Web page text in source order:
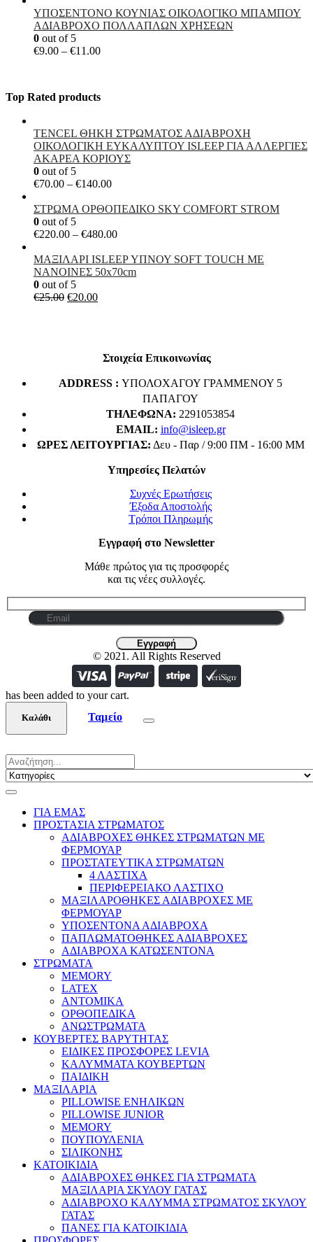
€18.00
through
ΥΠΟΣΕΝΤΟΝΟ ΚΟΥΝΙΑΣ ΟΙΚΟΛΟΓΙΚΟ ΜΠΑΜΠΟΥ
ΑΔΙΑΒΡΟΧΟ ΠΟΛΛΑΠΛΩΝ ΧΡΗΣΕΩΝ
0 out of 5
€9.00 – €11.00Price
€11.00
Top Rated products
TENCEL ΘΗΚΗ ΣΤΡΩΜΑΤΟΣ ΑΔΙΑΒΡΟΧΗ
ΟΙΚΟΛΟΓΙΚΗ ΕΥΚΑΛΥΠΤΟΥ ISLEEP ΓΙΑ ΑΛΛΕΡΓΙΕΣ
ΑΚΑΡΕΑ ΚΟΡΙΟΥΣ
0 out of 5
€70.00 – €140.00Price
€70.00
€140.00
ΣΤΡΩΜΑ ΟΡΘΟΠΕΔΙΚΟ SKY COMFORT STROM
0 out of 5
€220.00 – €480.00Price
€220.00
through
ΜΑΞΙΛΑΡΙ ΙSLEEP ΥΠΝΟΥ SOFT TOUCH ΜΕ
NANΟΙΝΕΣ 50x70cm
0 out of 5
€25.00 Original
€20.00Η
Στοιχεία Επικοινωνίας
ADDRESS : ΥΠΟΛΟΧΑΓΟΥ ΓΡΑΜΜΕΝΟΥ 5
ΠΑΠΑΓΟΥ
ΤΗΛΈΦΩΝΑ: 2291053854
EMAIL: info@isleep.gr
ΏΡΕΣ ΛΕΙΤΟΥΡΓΊΑΣ: Δευ - Παρ / 9:00 ΠΜ - 16:00 ΜΜ
Υπηρεσίες Πελατών
Συχνές Ερωτήσεις
Έξοδα Αποστολής
Τρόποι Πληρωμής
Εγγραφή στο Newsletter
Μάθε πρώτος για τις προσφορές
και τις νέες συλλογές.
© 2021. All Rights Reserved
has been added to your cart.
Καλάθι Ταμείο
ΓΙΑ ΕΜΑΣ
ΠΡΟΣΤΑΣΙΑ ΣΤΡΩΜΑΤΟΣ
ΑΔΙΑΒΡΟΧΕΣ ΘΗΚΕΣ ΣΤΡΩΜΑΤΩΝ ΜΕ
ΦΕΡΜΟΥΑΡ
ΠΡΟΣΤΑΤΕΥΤΙΚΑ ΣΤΡΩΜΑΤΩΝ
4 ΛΑΣΤΙΧΑ
ΠΕΡΙΦΕΡΕΙΑΚΟ ΛΑΣΤΙΧΟ
ΜΑΞΙΛΑΡΟΘΗΚΕΣ ΑΔΙΑΒΡΟΧΕΣ ΜΕ
ΦΕΡΜΟΥΑΡ
ΥΠΟΣΕΝΤΟΝΑ ΑΔΙΑΒΡΟΧΑ
ΠΑΠΛΩΜΑΤΟΘΗΚΕΣ ΑΔΙΑΒΡΟΧΕΣ
ΑΔΙΑΒΡΟΧΑ ΚΑΤΩΣΕΝΤΟΝΑ
ΣΤΡΩΜΑΤΑ
MEMORY
LATEX
ΑΝΤΟΜΙΚΑ
ΟΡΘΟΠΕΔΙΚΑ
ΑΝΩΣΤΡΩΜΑΤΑ
ΚΟΥΒΕΡΤΕΣ ΒΑΡΥΤΗΤΑΣ
ΕΙΔΙΚΕΣ ΠΡΟΣΦΟΡΕΣ LEVIA
ΚΑΛΥΜΜΑΤΑ ΚΟΥΒΕΡΤΩΝ
ΠΑΙΔΙΚΗ
ΜΑΞΙΛΑΡΙΑ
PILLOWISE ΕΝΗΛΙΚΩΝ
PILLOWISE JUNIOR
MEMORY
ΠΟΥΠΟΥΛΕΝΙΑ
ΣΙΛΙΚΟΝΗΣ
ΚΑΤΟΙΚΙΔΙΑ
ΑΔΙΑΒΡΟΧΕΣ ΘΗΚΕΣ ΓΙΑ ΣΤΡΩΜΑΤΑ
ΜΑΞΙΛΑΡΙΑ ΣΚΥΛΟΥ ΓΑΤΑΣ
ΑΔΙΑΒΡΟΧΟ ΚΑΛΥΜΜΑ ΣΤΡΩΜΑΤΟΣ ΣΚΥΛΟΥ
ΓΑΤΑΣ
ΠΑΝΕΣ ΓΙΑ ΚΑΤΟΙΚΙΔΙΑ